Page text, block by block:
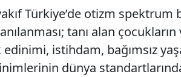
Türkiye’de otizm
tanı alan
istihdam, bağımsız
dünya standartlarında